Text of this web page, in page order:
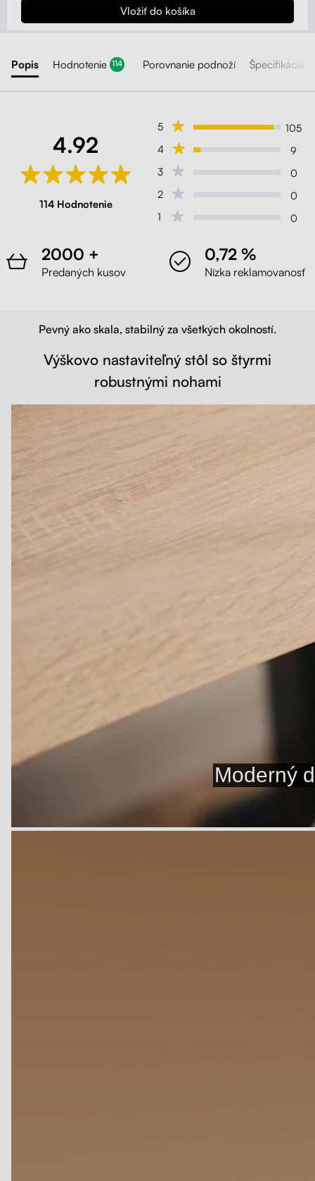
Popis Hodnotenie 114 Porovnanie podnoží Špecifikácia
4.92
114 Hodnotenie
5
105
4
9
3
0
2
0
1
0
2000 +
Predaných kusov
0,72 %
Nízka reklamovanosť
Pevný ako skala, stabilný za všetkých okolností.
Výškovo nastaviteľný stôl so štyrmi
robustnými nohami